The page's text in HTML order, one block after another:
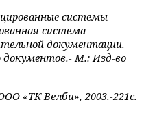
системы
система
документации.
документов.- М.: Изд-во
«ТК Велби», 2003.-221с.